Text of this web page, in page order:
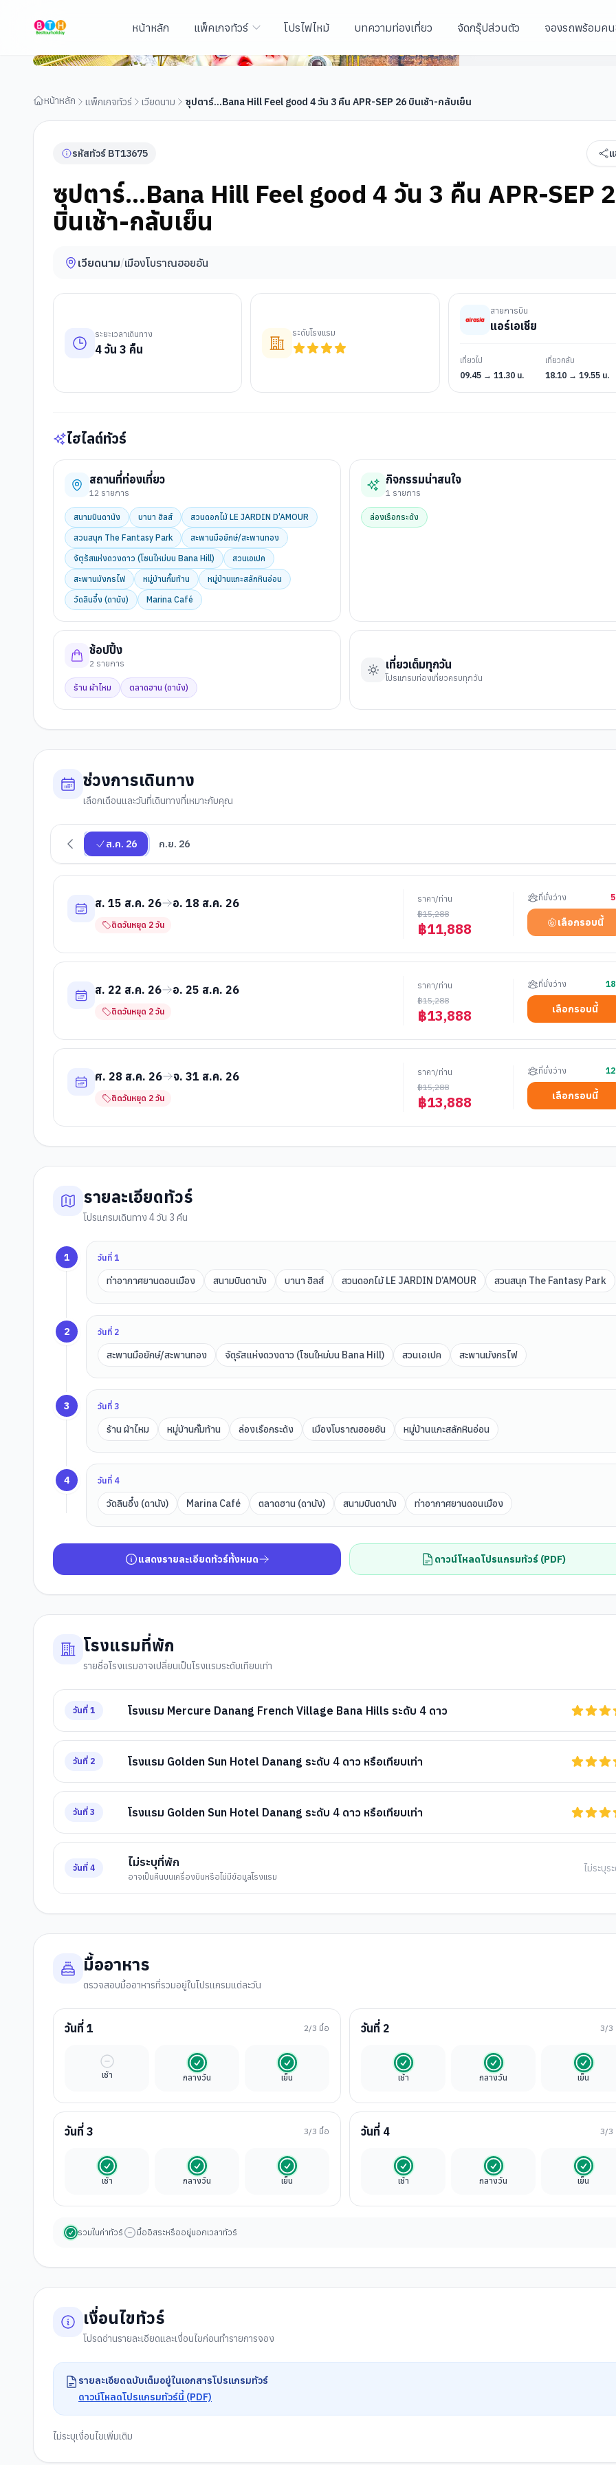
หน้าหลัก แพ็คเกจทัวร์ โปรไฟไหม้ บทความท่องเที่ยว จัดกรุ๊ปส่วนตัว
จองรถพร้อมค
หน้าหลัก แพ็กเกจทัวร์ เวียดนาม ซุปตาร์...Bana Hill Feel good 4 วัน 3 คืน APR-SEP 26 บินเช้า-กลับเย็น
รหัสทัวร์ BT13675
ซุปตาร์...Bana Hill Feel good 4 วัน 3 คืน APR-SEP
บินเช้า-กลับเย็น
เวียดนาม/เมืองโบราณฮอยอัน
ระยะเวลาเดินทาง
4 วัน 3 คืน
ระดับโรงแรม
สายการบิน
แอร์เอเชีย
เที่ยวไป
09.45 → 11.30 น.
เที่ยวกลับ
18.10 → 19.55 น.
ไฮไลต์ทัวร์
สถานที่ท่องเที่ยว
12 รายการ
สนามบินดานัง บานา ฮิลส์
สวนดอกไม้ LE JARDIN D’AMOUR
สวนสนุก The Fantasy Park
สะพานมือยักษ์/สะพานทอง
จัตุรัสแห่งดวงดาว (โซนใหม่บน Bana Hill)
สวนเอเปค
สะพานมังกรไฟ
หมู่บ้านกั๊มท้าน
หมู่บ้านแกะสลักหินอ่อน
วัดลินอึ๋ง (ดานัง)
Marina Café
กิจกรรมน่าสนใจ
1 รายการ
ล่องเรือกระด้ง
ช้อปปิ้ง
2 รายการ
ร้าน ผ้าไหม ตลาดฮาน (ดานัง)
เที่ยวเต็มทุกวัน
โปรแกรมท่องเที่ยวครบทุกวัน
ช่วงการเดินทาง
เลือกเดือนและวันที่เดินทางที่เหมาะกับคุณ
ส.ค. 26 ก.ย. 26
ส. 15 ส.ค. 26 อ. 18 ส.ค. 26
ติดวันหยุด 2 วัน
ราคา/ท่าน
฿15,288
฿11,888
ที่นั่งว่าง 5
เลือกรอบนี้
ส. 22 ส.ค. 26 อ. 25 ส.ค. 26
ติดวันหยุด 2 วัน
ราคา/ท่าน
฿15,288
฿13,888
ที่นั่งว่าง 18
เลือกรอบนี้
ศ. 28 ส.ค. 26 จ. 31 ส.ค. 26
ติดวันหยุด 2 วัน
ราคา/ท่าน
฿15,288
฿13,888
ที่นั่งว่าง 12
เลือกรอบนี้
รายละเอียดทัวร์
โปรแกรมเดินทาง 4 วัน 3 คืน
1 วันที่1
ท่าอากาศยานดอนเมือง สนามบินดานัง บานา ฮิลส์ สวนดอกไม้ LE JARDIN D’AMOUR สวนสนุก The Fantasy Park
2 วันที่ 2
สะพานมือยักษ์/สะพานทอง จัตุรัสแห่งดวงดาว (โซนใหม่บน Bana Hill) สวนเอเปค สะพานมังกรไฟ
3 วันที่3
ร้าน ผ้าไหม หมู่บ้านกั๊มท้าน ล่องเรือกระด้ง เมืองโบราณฮอยอัน หมู่บ้านแกะสลักหินอ่อน
4 วันที่ 4
วัดลินอึ๋ง (ดานัง) Marina Café ตลาดฮาน (ดานัง) สนามบินดานัง ท่าอากาศยานดอนเมือง
แสดงรายละเอียดทัวร์ทั้งหมด ดาวน์โหลดโปรแกรมทัวร์ (PDF)
โรงแรมที่พัก
รายชื่อโรงแรมอาจเปลี่ยนเป็นโรงแรมระดับเทียบเท่า
วันที่ 1 โรงแรม Mercure Danang French Village Bana Hills ระดับ 4 ดาว
วันที่ 2 โรงแรม Golden Sun Hotel Danang ระดับ 4 ดาว หรือเทียบเท่า
วันที่ 3 โรงแรม Golden Sun Hotel Danang ระดับ 4 ดาว หรือเทียบเท่า
วันที่ 4 ไม่ระบุที่พัก
อาจเป็นคืนบนเครื่องบินหรือไม่มีข้อมูลโรงแรม
ไม่ระบุร
มื้ออาหาร
ตรวจสอบมื้ออาหารที่รวมอยู่ในโปรแกรมแต่ละวัน
วันที่ 1 2/3 มื้อ
เช้า
มื้ออิสระ
กลางวัน
รวมในค่าทัวร์
เย็น
รวมในค่าทัวร์
วันที่ 2 3/3
เช้า
รวมในค่าทัวร์
กลางวัน
รวมในค่าทัวร์
เย็น
รวมใน
วันที่ 3 3/3 มื้อ
เช้า
รวมในค่าทัวร์
กลางวัน
รวมในค่าทัวร์
เย็น
รวมในค่าทัวร์
วันที่ 4 3/3
เช้า
รวมในค่าทัวร์
กลางวัน
รวมในค่าทัวร์
เย็น
รวมใน
รวมในค่าทัวร์ มื้ออิสระหรืออยู่นอกเวลาทัวร์
เงื่อนไขทัวร์
โปรดอ่านรายละเอียดและเงื่อนไขก่อนทำรายการจอง
รายละเอียดฉบับเต็มอยู่ในเอกสารโปรแกรมทัวร์
ดาวน์โหลดโปรแกรมทัวร์นี้ (PDF)
ไม่ระบุเงื่อนไขเพิ่มเติม